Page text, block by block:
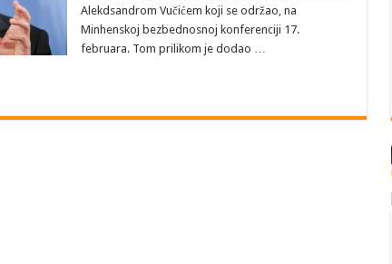
Alekdsandrom Vučićem koji se održao, na
Minhenskoj bezbednosnoj konferenciji 17.
februara. Tom prilikom je dodao …